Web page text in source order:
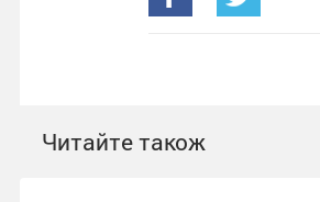
Читайте також